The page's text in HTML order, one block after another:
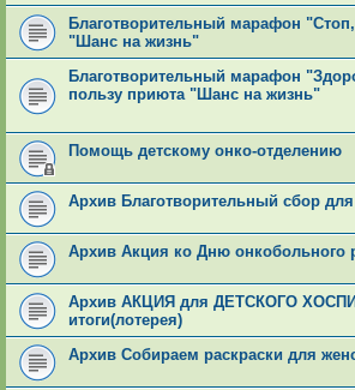
Благотворительный марафон
"Шанс на жизнь"
Благотворительный марафон
пользу приюта "Шанс на жизнь"
Помощь детскому онко-отделению
Архив Благотворительный сбор
Архив Акция ко Дню онкобольного
Архив АКЦИЯ для ДЕТСКОГО
итоги(лотерея)
Архив Собираем раскраски для